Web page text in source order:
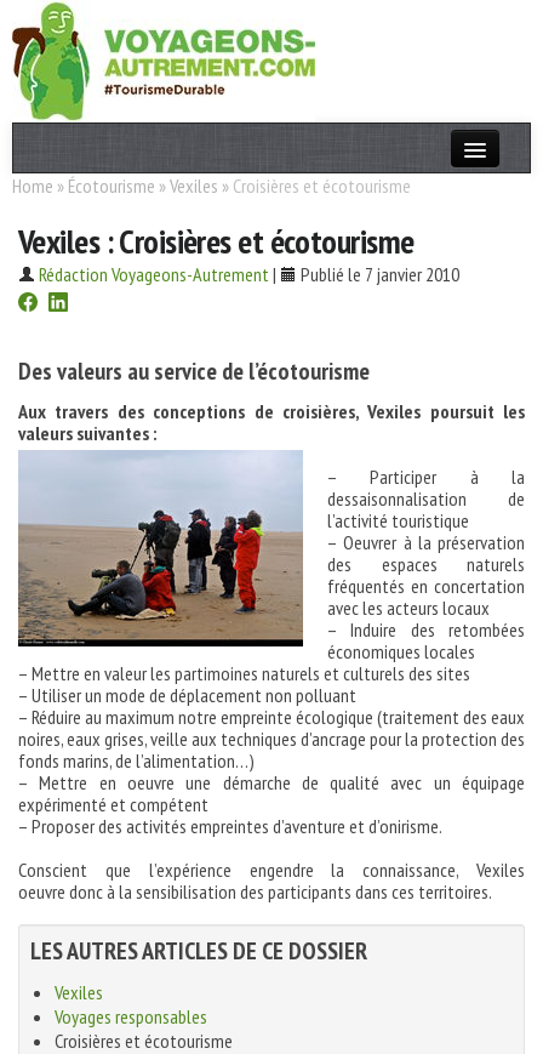
Actualités
T. Responsable
Destinations
Thèmes
OK
Home » Écotourisme »Vexiles » Croisières et écotourisme
Vexiles : Croisières et écotourisme
Rédaction Voyageons-Autrement| Publié le 7 janvier 2010
Des valeurs au service de l’écotourisme
Aux travers des conceptions de croisières, Vexiles poursuit les
valeurs suivantes :
– Participer à la
dessaisonnalisation de
l’activité touristique
– Oeuvrer à la préservation
des espaces naturels
fréquentés en concertation
avec les acteurs locaux
– Induire des retombées
économiques locales
– Mettre en valeur les partimoines naturels et culturels des sites
– Utiliser un mode de déplacement non polluant
– Réduire au maximum notre empreinte écologique (traitement des eaux
noires, eaux grises, veille aux techniques d’ancrage pour la protection des
fonds marins, de l’alimentation…)
– Mettre en oeuvre une démarche de qualité avec un équipage
expérimenté et compétent
– Proposer des activités empreintes d’aventure et d’onirisme.
Conscient que l’expérience engendre la connaissance, Vexiles
oeuvre donc à la sensibilisation des participants dans ces territoires.
LES AUTRES ARTICLES DE CE DOSSIER
Vexiles
Voyages responsables
Croisières et écotourisme